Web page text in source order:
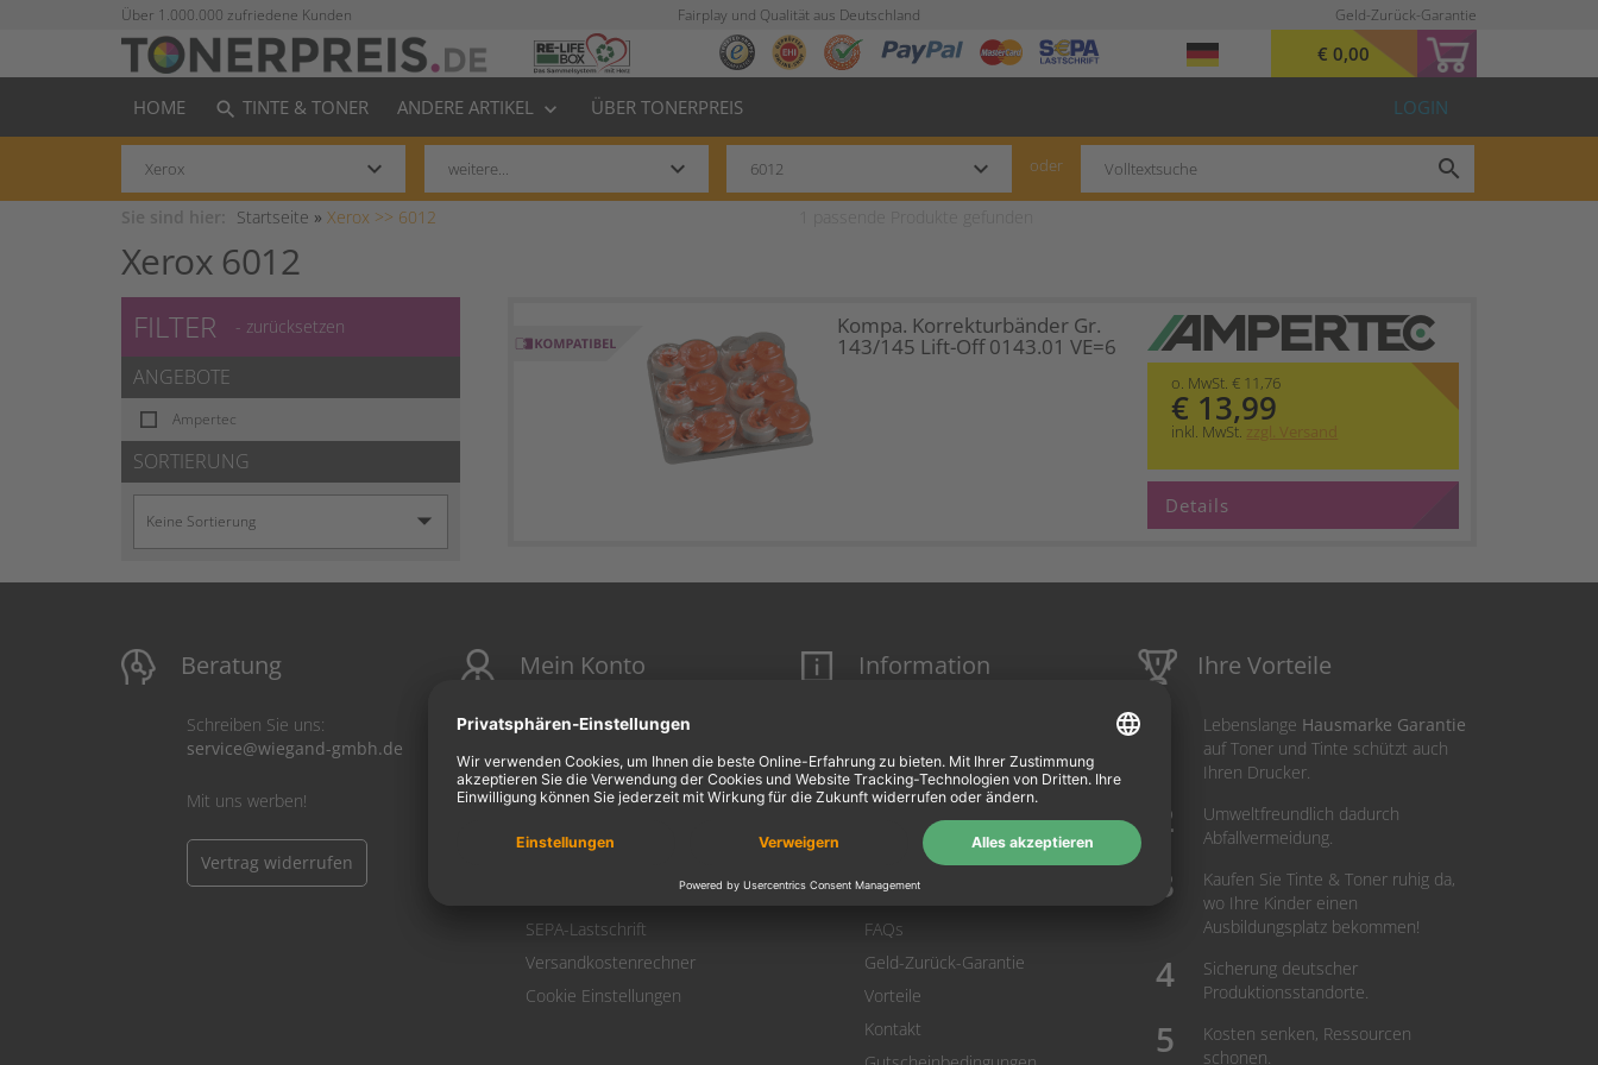
Über 1.000.000 zufriedene Kunden Fairplay und Qualität aus Deutschland Geld-Zurück-Garantie
€ 0,00
HOME search TINTE & TONER ANDERE ARTIKEL keyboard_arrow_down ÜBER TONERPREIS LOGIN
keyboard_arrow_down keyboard_arrow_down keyboard_arrow_down oder search
Startseite » Xerox >> 6012
Xerox 6012
FILTER - zurücksetzen
ANGEBOTE
Ampertec
SORTIERUNG
Kompa. Korrekturbänder Gr.
143/145 Lift-Off 0143.01 VE=6
o. MwSt. € 11,76
€ 13,99
inkl. MwSt. zzgl. Versand
Details
Beratung
Schreiben Sie uns:
service@wiegand-gmbh.de
Mit uns werben!
Vertrag widerrufen
Mein Konto
Mein Konto
Login
Warenkorb
SEPA-Lastschrift
Versandkostenrechner
Cookie Einstellungen
Information
AGB
Datenschutz
Widerrufsbelehrung
Hausmarken-Garantie
Impressum
FAQs
Geld-Zurück-Garantie
Vorteile
Kontakt
Ihre Vorteile
Lebenslange Hausmarke Garantie
auf Toner und Tinte schützt auch
Ihren Drucker.
Umweltfreundlich dadurch
Abfallvermeidung.
Kaufen Sie Tinte & Toner ruhig da,
wo Ihre Kinder einen
Ausbildungsplatz bekommen!
Sicherung deutscher
Produktionsstandorte.
Kosten senken, Ressourcen
schonen.